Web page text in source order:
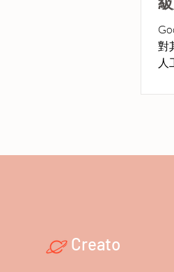
對
人
Creato